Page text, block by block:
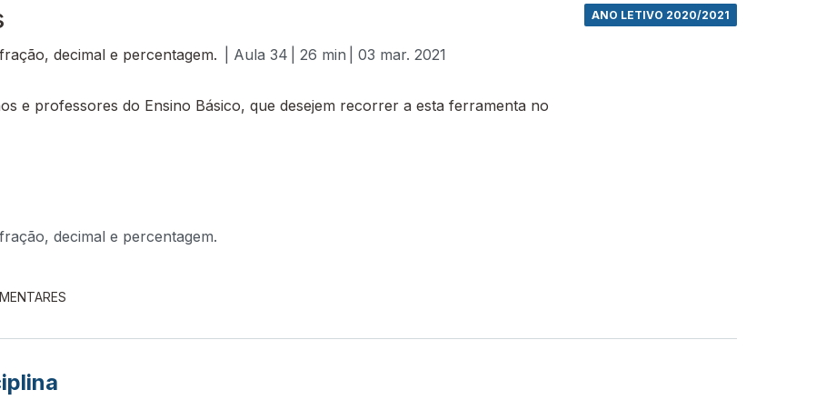
decimal e percentagem. | Aula 34 | 26 min | 03 mar. 2021
ANO LETIVO 2020/2021
e professores do Ensino Básico, que desejem recorrer a esta ferramenta no
decimal e percentagem.